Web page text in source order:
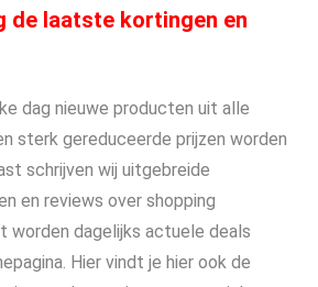
de laatste kortingen en
dag nieuwe producten uit alle
sterk gereduceerde prijzen worden
schrijven wij uitgebreide
en reviews over shopping
worden dagelijks actuele deals
Hier vindt je hier ook de